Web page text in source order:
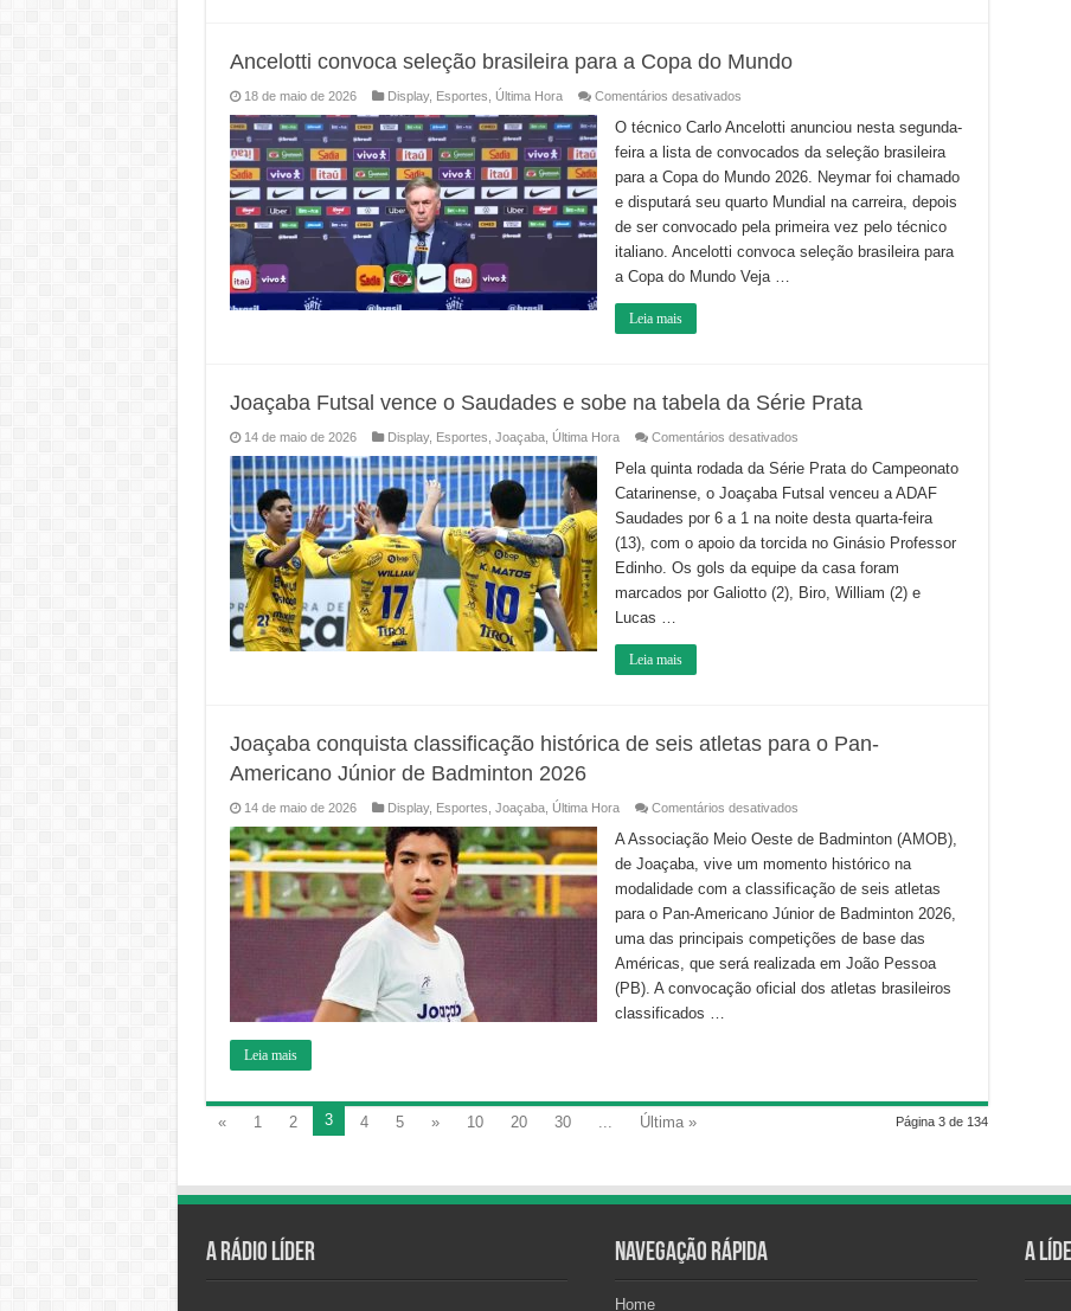
Ancelotti convoca seleção brasileira para a Copa do Mundo
18 de maio de 2026 Display, Esportes Última Hora Comentários desativadosem
convoca
seleção
brasileira
a
Copa
do
Mundo
O técnico Carlo Ancelotti anunciou nesta segunda-
feira a lista de convocados da seleção brasileira
para a Copa do Mundo 2026. Neymar foi chamado
e disputará seu quarto Mundial na carreira, depois
de ser convocado pela primeira vez pelo técnico
italiano. Ancelotti convoca seleção brasileira para
a Copa do Mundo Veja …
Leia mais
Joaçaba Futsal vence o Saudades e sobe na tabela da Série Prata
14 de maio de 2026 Display, Esportes Joaçaba, Última Hora Comentários desativadosem
Futsal
vence
o
e
sobe
na
tabela
da
Série
Pela quinta rodada da Série Prata do Campeonato
Catarinense, o Joaçaba Futsal venceu a ADAF
Saudades por 6 a 1 na noite desta quarta-feira
(13), com o apoio da torcida no Ginásio Professor
Edinho. Os gols da equipe da casa foram
marcados por Galiotto (2), Biro, William (2) e
Lucas …
Leia mais
Joaçaba conquista classificação histórica de seis atletas para o Pan-
Americano Júnior de Badminton 2026
14 de maio de 2026 Display, Esportes Joaçaba, Última Hora Comentários desativadosem
conquista
classificação
histórica
seis
atletas
para
o
Pan-
Americano
de
A Associação Meio Oeste de Badminton (AMOB),
de Joaçaba, vive um momento histórico na
modalidade com a classificação de seis atletas
para o Pan-Americano Júnior de Badminton 2026,
uma das principais competições de base das
Américas, que será realizada em João Pessoa
(PB). A convocação oficial dos atletas brasileiros
classificados …
Leia mais
Página 3 de 134
« 1 2 3 4 5 » 10 20 30 ... Última »
A Rádio Líder Navegação Rápida
Home
A